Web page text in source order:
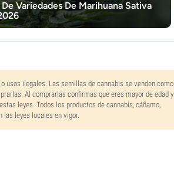
Variedades De Marihuana Sativa
usos ilegales. Las semillas de cannabis se venden como
Al comprarlas confirmas que eres mayor de edad y
leyes. Todos los productos de cannabis, cáñamo,
leyes locales en vigor.